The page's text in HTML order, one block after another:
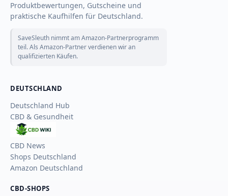
Produktbewertungen, Gutscheine und
praktische Kaufhilfen für Deutschland.
SaveSleuth nimmt am Amazon-Partnerprogramm
teil. Als Amazon-Partner verdienen wir an
qualifizierten Käufen.
DEUTSCHLAND
Deutschland Hub
CBD & Gesundheit
CBD
Wiki
CBD News
Shops Deutschland
Amazon Deutschland
CBD-SHOPS